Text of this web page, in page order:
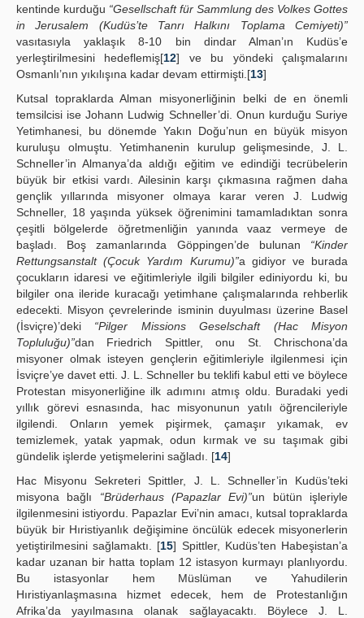
kentinde kurduğu “Gesellschaft für Sammlung des Volkes Gottes
in Jerusalem (Kudüs’te Tanrı Halkını Toplama Cemiyeti)”
vasıtasıyla yaklaşık 8-10 bin dindar Alman’ın Kudüs’e
yerleştirilmesini hedeflemiş[12] ve bu yöndeki çalışmalarını
Osmanlı’nın yıkılışına kadar devam ettirmişti.[13]
Kutsal topraklarda Alman misyonerliğinin belki de en önemli
temsilcisi ise Johann Ludwig Schneller’di. Onun kurduğu Suriye
Yetimhanesi, bu dönemde Yakın Doğu’nun en büyük misyon
kuruluşu olmuştu. Yetimhanenin kurulup gelişmesinde, J. L.
Schneller’in Almanya’da aldığı eğitim ve edindiği tecrübelerin
büyük bir etkisi vardı. Ailesinin karşı çıkmasına rağmen daha
gençlik yıllarında misyoner olmaya karar veren J. Ludwig
Schneller, 18 yaşında yüksek öğrenimini tamamladıktan sonra
çeşitli bölgelerde öğretmenliğin yanında vaaz vermeye de
başladı. Boş zamanlarında Göppingen’de bulunan “Kinder
Rettungsanstalt (Çocuk Yardım Kurumu)”a gidiyor ve burada
çocukların idaresi ve eğitimleriyle ilgili bilgiler ediniyordu ki, bu
bilgiler ona ileride kuracağı yetimhane çalışmalarında rehberlik
edecekti. Misyon çevrelerinde isminin duyulması üzerine Basel
(İsviçre)’deki “Pilger Missions Geselschaft (Hac Misyon
Topluluğu)”dan Friedrich Spittler, onu St. Chrischona’da
misyoner olmak isteyen gençlerin eğitimleriyle ilgilenmesi için
İsviçre’ye davet etti. J. L. Schneller bu teklifi kabul etti ve böylece
Protestan misyonerliğine ilk adımını atmış oldu. Buradaki yedi
yıllık görevi esnasında, hac misyonunun yatılı öğrencileriyle
ilgilendi. Onların yemek pişirmek, çamaşır yıkamak, ev
temizlemek, yatak yapmak, odun kırmak ve su taşımak gibi
gündelik işlerde yetişmelerini sağladı. [14]
Hac Misyonu Sekreteri Spittler, J. L. Schneller’in Kudüs’teki
misyona bağlı “Brüderhaus (Papazlar Evi)”un bütün işleriyle
ilgilenmesini istiyordu. Papazlar Evi’nin amacı, kutsal topraklarda
büyük bir Hıristiyanlık değişimine öncülük edecek misyonerlerin
yetiştirilmesini sağlamaktı. [15] Spittler, Kudüs’ten Habeşistan’a
kadar uzanan bir hatta toplam 12 istasyon kurmayı planlıyordu.
Bu istasyonlar hem Müslüman ve Yahudilerin
Hıristiyanlaşmasına hizmet edecek, hem de Protestanlığın
Afrika’da yayılmasına olanak sağlayacaktı. Böylece J. L.